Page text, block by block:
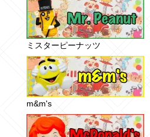
ミスターピーナッツ
m&m's